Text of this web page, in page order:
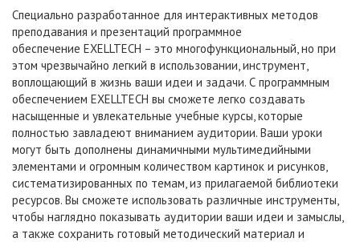
Специально разработанное для интерактивных методов
преподавания и презентаций программное
обеспечение EXELLTECH – это многофункциональный, но при
этом чрезвычайно легкий в использовании, инструмент,
воплощающий в жизнь ваши идеи и задачи. С программным
обеспечением EXELLTECH вы сможете легко создавать
насыщенные и увлекательные учебные курсы, которые
полностью завладеют вниманием аудитории. Ваши уроки
могут быть дополнены динамичными мультимедийными
элементами и огромным количеством картинок и рисунков,
систематизированных по темам, из прилагаемой библиотеки
ресурсов. Вы сможете использовать различные инструменты,
чтобы наглядно показывать аудитории ваши идеи и замыслы,
а также сохранить готовый методический материал и